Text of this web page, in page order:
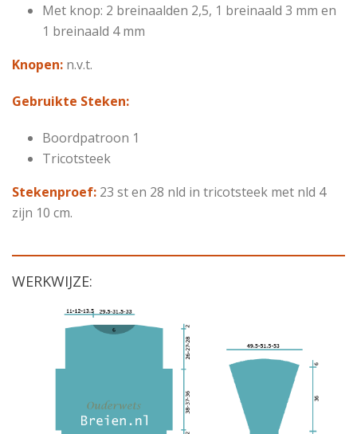
Met knop: 2 breinaalden 2,5, 1 breinaald 3 mm en
1 breinaald 4 mm
Knopen: n.v.t.
Gebruikte Steken:
Boordpatroon 1
Tricotsteek
Stekenproef: 23 st en 28 nld in tricotsteek met nld 4
zijn 10 cm.
WERKWIJZE: